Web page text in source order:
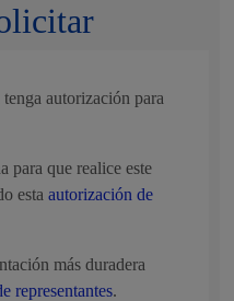
autorización para
para que realice este
estaautorización de
más duradera
representantes.